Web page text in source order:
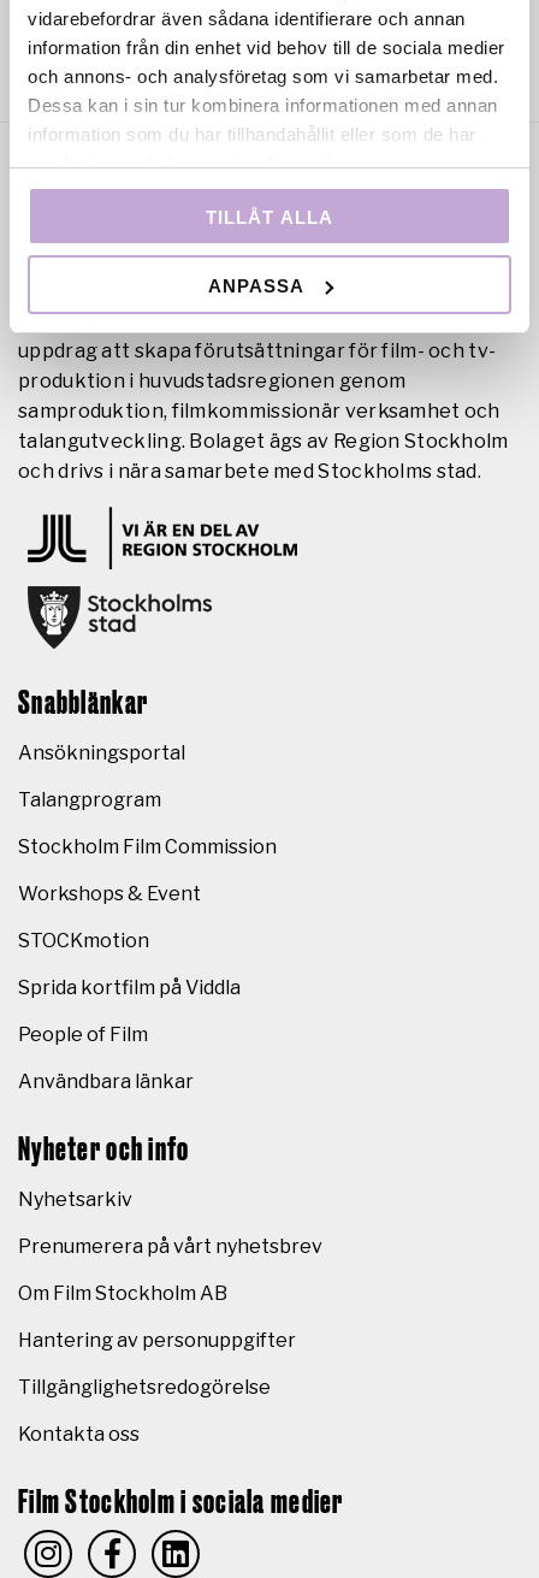
vidarebefordrar även sådana identifierare och annan
information från din enhet vid behov till de sociala medier
och annons- och analysföretag som vi samarbetar med.
Dessa kan i sin tur kombinera informationen med annan
information som du har tillhandahållit eller som de har
samlat in när du har använt deras tjänster.
TILLÅT ALLA
ANPASSA
Film Stockholm AB är en regional filmfond med
uppdrag att skapa förutsättningar för film- och tv-
produktion i huvudstadsregionen genom
samproduktion, filmkommissionär verksamhet och
talangutveckling. Bolaget ägs av Region Stockholm
och drivs i nära samarbete med Stockholms stad.
Snabblänkar
Ansökningsportal
Talangprogram
Stockholm Film Commission
Workshops & Event
STOCKmotion
Sprida kortfilm på Viddla
People of Film
Användbara länkar
Nyheter och info
Nyhetsarkiv
Prenumerera på vårt nyhetsbrev
Om Film Stockholm AB
Hantering av personuppgifter
Tillgänglighetsredogörelse
Kontakta oss
Film Stockholm i sociala medier